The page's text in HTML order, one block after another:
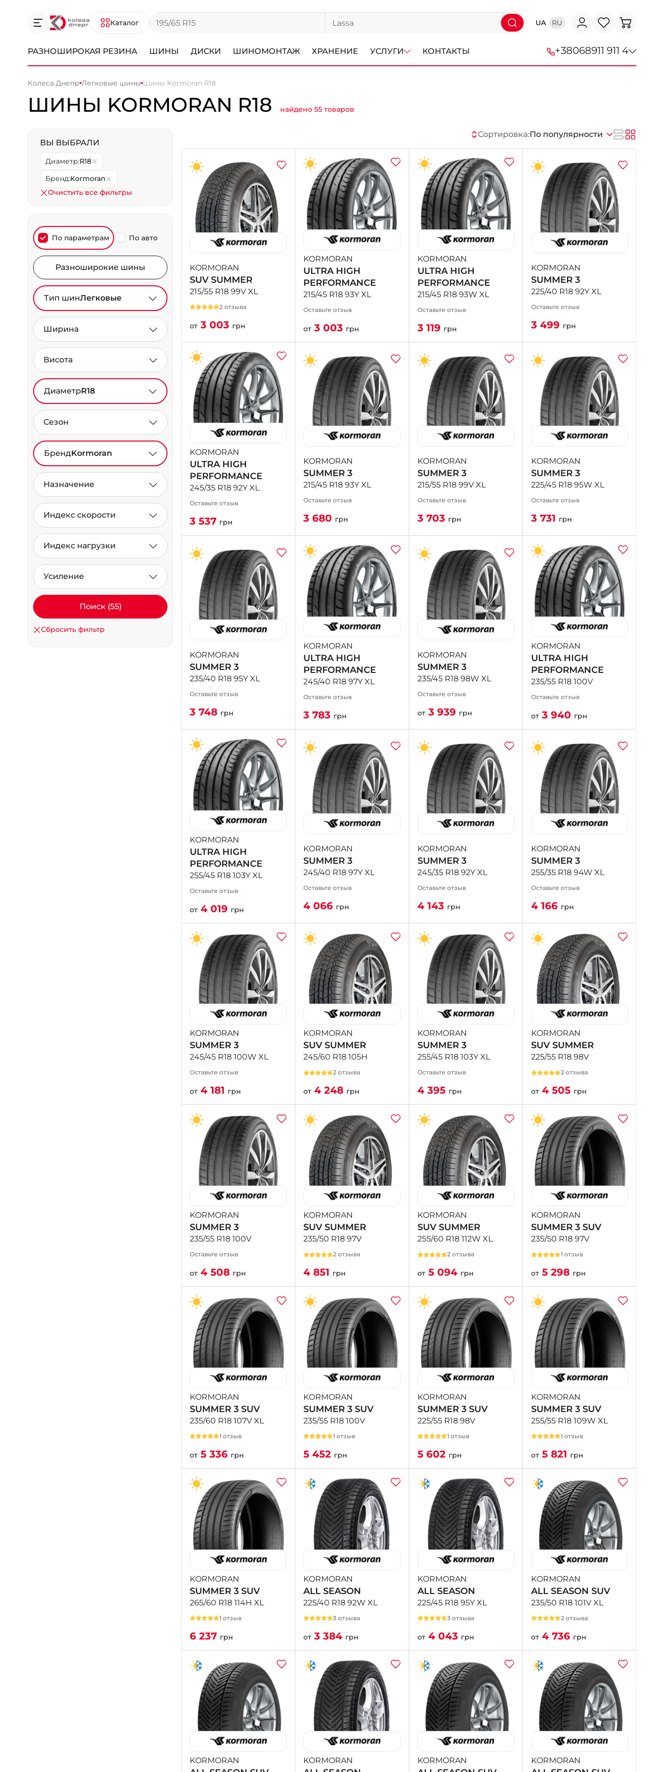
Каталог UA RU
РАЗНОШИРОКАЯ РЕЗИНА ШИНЫ ДИСКИ ШИНОМОНТАЖ ХРАНЕНИЕ УСЛУГИ КОНТАКТЫ +38068911 911 4
+38 (067) 113-44-44
+38 (067) 911-14-14
- на Щепкина
+38 (098) 911-911-0
- на Тополе
+38 (098) 911-911-4
- на Калиновой
+38 (050)-911-911-2
- Тополь
Колеса Днепр Легковые шины Шины Kormoran R18
ШИНЫ KORMORAN R18 найдено 55 товаров
ВЫ ВЫБРАЛИ
Диаметр:R18
Бренд:Kormoran
Очистить все фильтры
По параметрам По авто
Разноширокие шины
Тип шинЛегковые
Ширина
Висота
ДиаметрR18
Сезон
БрендKormoran
Назначение
Индекс скорости
Индекс нагрузки
Усиление
Поиск (55)
Сбросить фильтр
Сортировка:По популярности
KORMORAN
SUV SUMMER
215/55 R18 99V XL
2 отзыва
от 3 003 грн
KORMORAN
ULTRA HIGH
PERFORMANCE
215/45 R18 93Y XL
Оставьте отзыв
от 3 003 грн
KORMORAN
ULTRA HIGH
PERFORMANCE
215/45 R18 93W XL
Оставьте отзыв
3 119 грн
KORMORAN
SUMMER 3
225/40 R18 92Y XL
Оставьте отзыв
3 499 грн
KORMORAN
ULTRA HIGH
PERFORMANCE
245/35 R18 92Y XL
Оставьте отзыв
3 537 грн
KORMORAN
SUMMER 3
215/45 R18 93Y XL
Оставьте отзыв
3 680 грн
KORMORAN
SUMMER 3
215/55 R18 99V XL
Оставьте отзыв
3 703 грн
KORMORAN
SUMMER 3
225/45 R18 95W XL
Оставьте отзыв
3 731 грн
KORMORAN
SUMMER 3
235/40 R18 95Y XL
Оставьте отзыв
3 748 грн
KORMORAN
ULTRA HIGH
PERFORMANCE
245/40 R18 97Y XL
Оставьте отзыв
3 783 грн
KORMORAN
SUMMER 3
235/45 R18 98W XL
Оставьте отзыв
от3 939 грн
KORMORAN
ULTRA HIGH
PERFORMANCE
235/55 R18 100V
Оставьте отзыв
от3 940 грн
KORMORAN
ULTRA HIGH
PERFORMANCE
255/45 R18 103Y XL
Оставьте отзыв
от 4 019 грн
KORMORAN
SUMMER 3
245/40 R18 97Y XL
Оставьте отзыв
4 066 грн
KORMORAN
SUMMER 3
245/35 R18 92Y XL
Оставьте отзыв
4 143 грн
KORMORAN
SUMMER 3
255/35 R18 94W XL
Оставьте отзыв
4 166 грн
KORMORAN
SUMMER 3
245/45 R18 100W XL
Оставьте отзыв
от 4 181 грн
KORMORAN
SUV SUMMER
245/60 R18 105H
2 отзыва
от 4 248 грн
KORMORAN
SUMMER 3
255/45 R18 103Y XL
Оставьте отзыв
4 395 грн
KORMORAN
SUV SUMMER
225/55 R18 98V
2 отзыва
от4 505 грн
KORMORAN
SUMMER 3
235/55 R18 100V
Оставьте отзыв
от 4 508 грн
KORMORAN
SUV SUMMER
235/50 R18 97V
2 отзыва
4 851 грн
KORMORAN
SUV SUMMER
255/60 R18 112W XL
2 отзыва
от5 094 грн
KORMORAN
SUMMER 3 SUV
235/50 R18 97V
1 отзыв
от5 298 грн
KORMORAN
SUMMER 3 SUV
235/60 R18 107V XL
1 отзыв
от 5 336 грн
KORMORAN
SUMMER 3 SUV
235/55 R18 100V
1 отзыв
5 452 грн
KORMORAN
SUMMER 3 SUV
225/55 R18 98V
1 отзыв
5 602 грн
KORMORAN
SUMMER 3 SUV
255/55 R18 109W XL
1 отзыв
от5 821 грн
KORMORAN
SUMMER 3 SUV
265/60 R18 114H XL
1 отзыв
6 237 грн
KORMORAN
ALL SEASON
225/40 R18 92W XL
3 отзыва
от 3 384 грн
KORMORAN
ALL SEASON
225/45 R18 95Y XL
3 отзыва
от4 043 грн
KORMORAN
ALL SEASON SUV
235/50 R18 101V XL
2 отзыва
от4 736 грн
KORMORAN KORMORAN KORMORAN KORMORAN